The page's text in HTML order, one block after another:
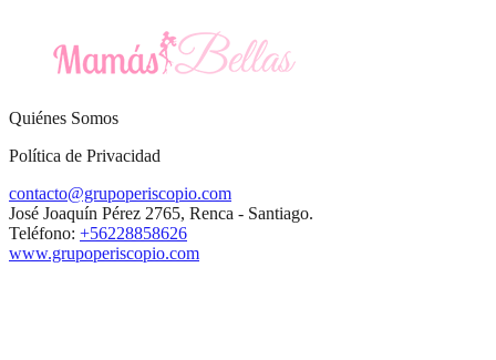
Quiénes Somos
Política de Privacidad
contacto@grupoperiscopio.com
José Joaquín Pérez 2765, Renca - Santiago.
Teléfono: +56228858626
www.grupoperiscopio.com